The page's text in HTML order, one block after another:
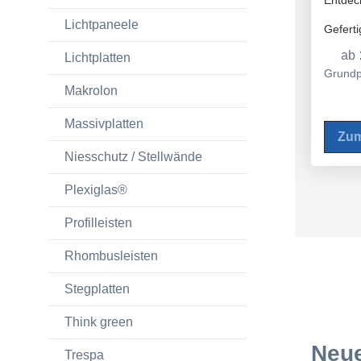
Lichtpaneele
Lichtplatten
Makrolon
Massivplatten
Niesschutz / Stellwände
Plexiglas®
Profilleisten
Rhombusleisten
Stegplatten
Think green
Trespa
Dieab